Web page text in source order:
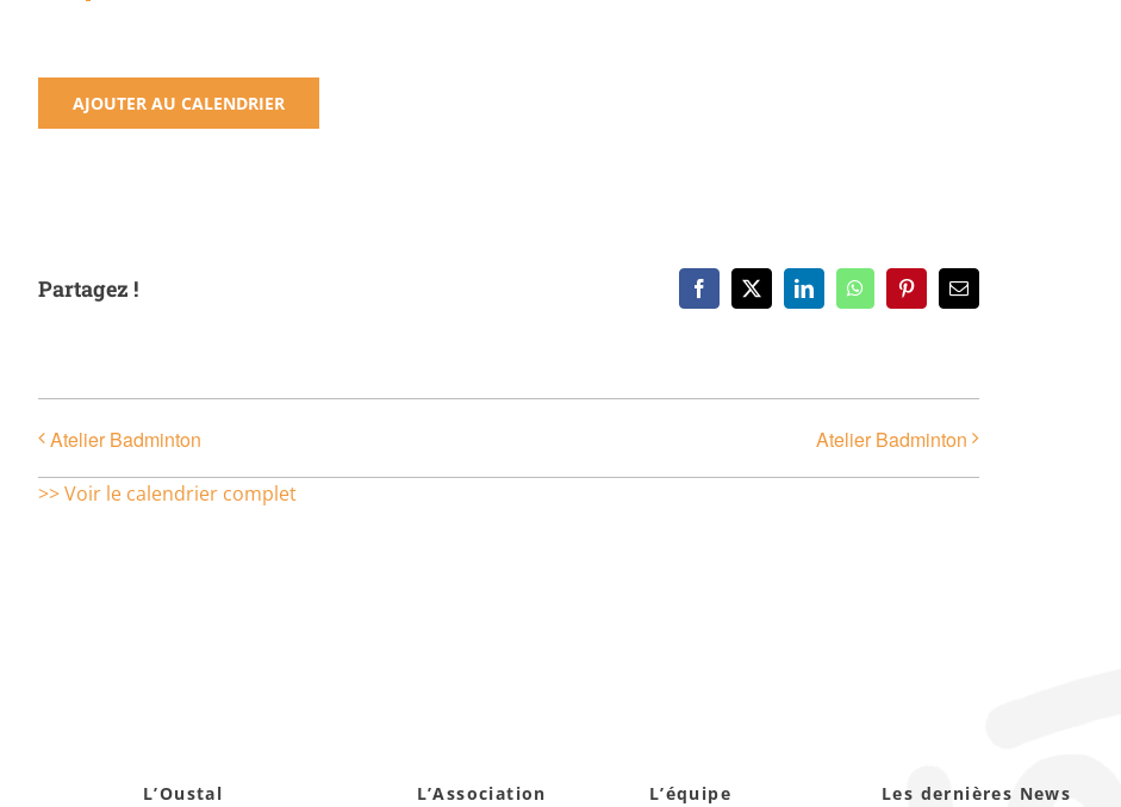
AJOUTER AU CALENDRIER
Partagez ! Facebook
X LinkedInWhatsAppPinterestEmail
Atelier Badminton Atelier Badminton
>> Voir le calendrier complet
L’Oustal L’Association L’équipe Les dernières News